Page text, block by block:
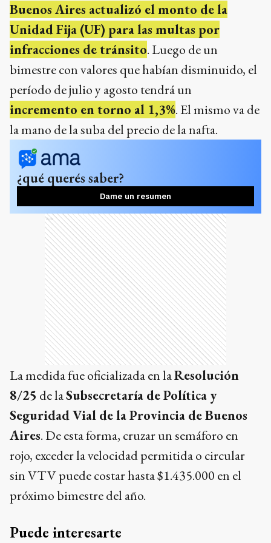
Buenos Aires actualizó el monto de la
Unidad Fija (UF) para las multas por
infracciones de tránsito. Luego de un
bimestre con valores que habían disminuido, el
período de julio y agosto tendrá un
incremento en torno al 1,3%. El mismo va de
la mano de la suba del precio de la nafta.
¿qué querés saber?
Dame un resumen
Ads
La medida fue oficializada en laResolución
8/25 de laSubsecretaría de Política y
Seguridad Vial de la Provincia de Buenos
Aires. De esta forma, cruzar un semáforo en
rojo, exceder la velocidad permitida o circular
sin VTV puede costar hasta $1.435.000 en el
próximo bimestre del año.
Puede interesarte